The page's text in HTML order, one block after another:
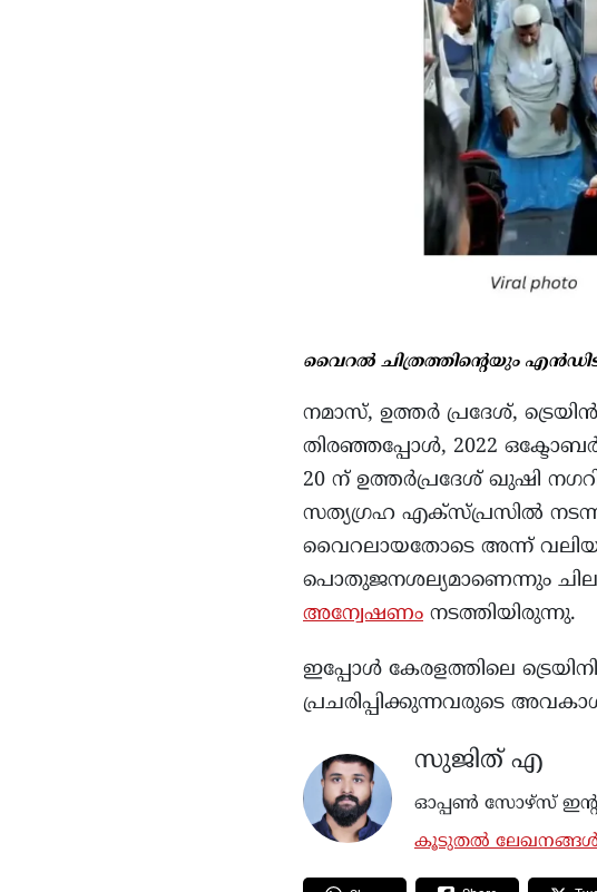
വൈറൽ ചിത്രത്തിന്റെയും
നമാസ്, ഉത്തർ പ്രദേശ്,
തിരഞ്ഞപ്പോൾ, 2022
20 ന് ഉത്തർപ്രദേശ് ഖുഷി
സത്യഗ്രഹ എക്സ്പ്രസിൽ
വൈറലായതോടെ അന്ന് വലിയ
പൊതുജനശല്യമാണെന്നും ചിലർ
അന്വേഷണം നടത്തിയിരുന്നു.
ഇപ്പോൾ കേരളത്തിലെ
പ്രചരിപ്പിക്കുന്നവരുടെ
സുജിത് എ
ഓപ്പൺ സോഴ്‌സ്
കൂടുതൽ